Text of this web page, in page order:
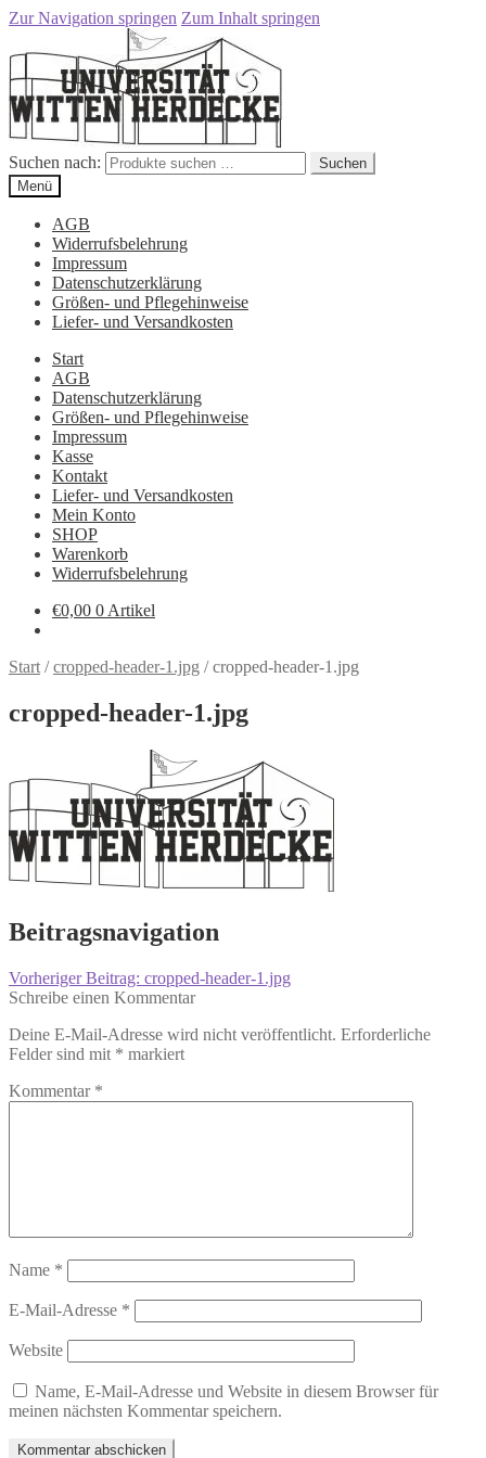
Zur Navigation springen Zum Inhalt springen
Suchen nach:
Suchen
Menü
AGB
Widerrufsbelehrung
Impressum
Datenschutzerklärung
Größen- und Pflegehinweise
Liefer- und Versandkosten
Start
AGB
Datenschutzerklärung
Größen- und Pflegehinweise
Impressum
Kasse
Kontakt
Liefer- und Versandkosten
Mein Konto
SHOP
Warenkorb
Widerrufsbelehrung
€0,00 0 Artikel
Start /cropped-header-1.jpg /cropped-header-1.jpg
cropped-header-1.jpg
Beitragsnavigation
Vorheriger Beitrag: cropped-header-1.jpg
Schreibe einen Kommentar
Deine E-Mail-Adresse wird nicht veröffentlicht. Erforderliche
Felder sind mit * markiert
Kommentar *
Name *
E-Mail-Adresse *
Website
Name, E-Mail-Adresse und Website in diesem Browser für
meinen nächsten Kommentar speichern.